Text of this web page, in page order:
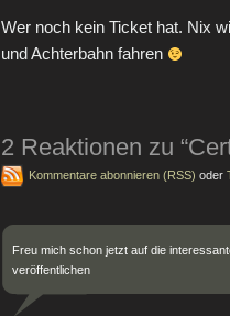
Wer noch kein Ticket hat. Nix
und Achterbahn fahren
2 Reaktionen zu
Kommentare abonnieren (RSS) oder
Freu mich schon jetzt auf die
veröffentlichen